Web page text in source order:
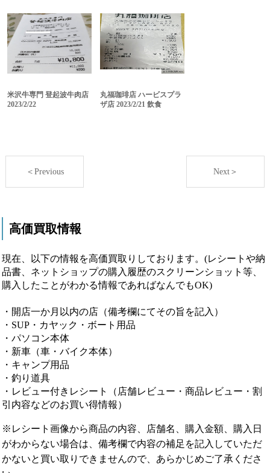
米沢牛専門 登起波牛肉店
2023/2/22
丸福珈琲店 ハービスプラ
ザ店 2023/2/21 飲食
＜Previous Next＞
高価買取情報
現在、以下の情報を高価買取りしております。(レシートや納
品書、ネットショップの購入履歴のスクリーンショット等、
購入したことがわかる情報であればなんでもOK)
・開店一か月以内の店（備考欄にてその旨を記入）
・SUP・カヤック・ボート用品
・パソコン本体
・新車（車・バイク本体）
・キャンプ用品
・釣り道具
・レビュー付きレシート（店舗レビュー・商品レビュー・割
引内容などのお買い得情報）
※レシート画像から商品の内容、店舗名、購入金額、購入日
がわからない場合は、備考欄で内容の補足を記入していただ
かないと買い取りできませんので、あらかじめご了承くださ